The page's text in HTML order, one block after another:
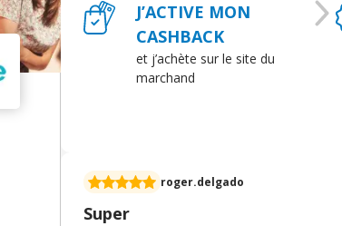
J’ACTIVE MON
CASHBACK
et j’achète sur le site du
marchand
roger.delgado
Super